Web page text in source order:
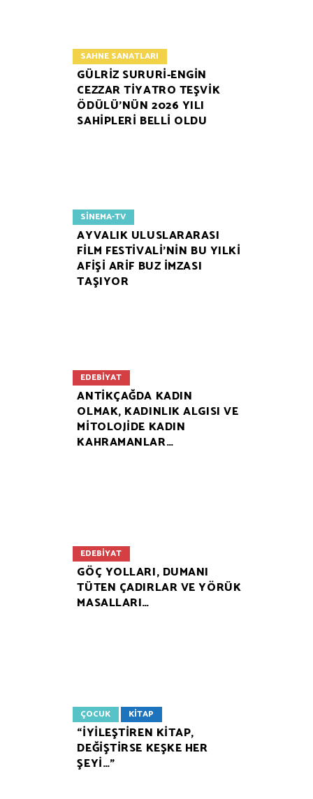
SAHNE SANATLARI
GÜLRİZ SURURİ-ENGİN
CEZZAR TİYATRO TEŞVİK
ÖDÜLÜ’NÜN 2026 YILI
SAHİPLERİ BELLİ OLDU
SINEMA-TV
AYVALIK ULUSLARARASI
FİLM FESTİVALİ’NİN BU YILKİ
AFİŞİ ARİF BUZ İMZASI
TAŞIYOR
EDEBIYAT
ANTİKÇAĞDA KADIN
OLMAK, KADINLIK ALGISI VE
MİTOLOJİDE KADIN
KAHRAMANLAR…
EDEBIYAT
GÖÇ YOLLARI, DUMANI
TÜTEN ÇADIRLAR VE YÖRÜK
MASALLARI…
ÇOCUK KITAP
“İYİLEŞTİREN KİTAP,
DEĞİŞTİRSE KEŞKE HER
ŞEYİ…”